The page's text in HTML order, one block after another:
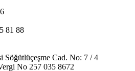
81 88
Söğütlüçeşme Cad. No: 7 / 4
No 257 035 8672